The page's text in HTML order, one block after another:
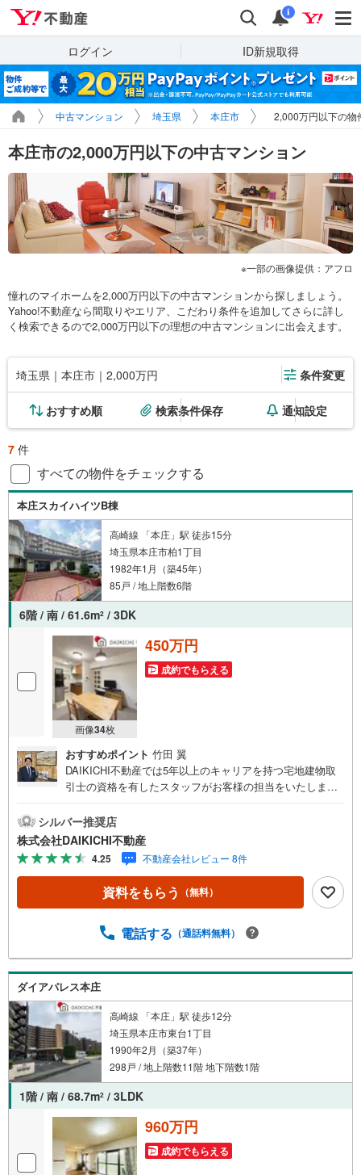
検索 通知
i
ログイン ID新規取得
中古マンション 埼玉県 本庄市 2,000万円以下の物
本庄市の2,000万円以下の中古マンション
一部の画像提供：アフロ
憧れのマイホームを2,000万円以下の中古マンションから探しましょう。
Yahoo!不動産なら間取りやエリア、こだわり条件を追加してさらに詳し
く検索できるので2,000万円以下の理想の中古マンションに出会えます。
埼玉県｜本庄市｜2,000万円 条件変更
おすすめ順 検索条件保存 通知設定
7 件
すべての物件をチェックする
本庄スカイハイツB棟
高崎線 「本庄」駅 徒歩15分
埼玉県本庄市柏1丁目
1982年1月（築45年）
85戸 / 地上階数6階
6階 / 南 / 61.6m2 / 3DK
画像34枚
450万円
成約でもらえる
おすすめポイント 竹田 翼
DAIKICHI不動産では5年以上のキャリアを持つ宅地建物取
引士の資格を有したスタッフがお客様の担当をいたしま
すので、安心、安全のお取引ができる事をお約束いたしま
す。住宅ローンや火災保険、ライフライン（電気、ガス、
水道等）や税金の控除手続きまで、不動産購入に関わる全
ての手続きを私共がサポートいたします。お客様のご不明
点は丁寧にご説明いたしますのでご安心ください。その他
物件以外にかかる諸経費について、「どこに、なんで、い
わせください。
シルバー推奨店
株式会社DAIKICHI不動産
4.25 不動産会社レビュー 8件
資料をもらう （無料）
電話する （通話料無料）
ダイアパレス本庄
高崎線 「本庄」駅 徒歩12分
埼玉県本庄市東台1丁目
1990年2月（築37年）
298戸 / 地上階数11階 地下階数1階
1階 / 南 / 68.7m2 / 3LDK
960万円
成約でもらえる